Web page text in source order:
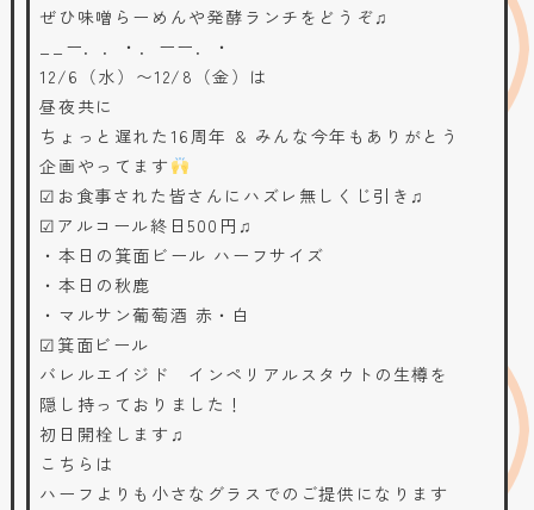
ぜひ味噌らーめんや発酵ランチをどうぞ♫
__ー．．・．ーー．・
12/6（水）〜12/8（金）は
昼夜共に
ちょっと遅れた16周年 & みんな今年もありがとう
企画やってます
☑お食事された皆さんにハズレ無しくじ引き♫
☑アルコール終日500円♫
・本日の箕面ビール ハーフサイズ
・本日の秋鹿
・マルサン葡萄酒 赤・白
☑箕面ビール
バレルエイジド インペリアルスタウトの生樽を
隠し持っておりました！
初日開栓します♫
こちらは
ハーフよりも小さなグラスでのご提供になります